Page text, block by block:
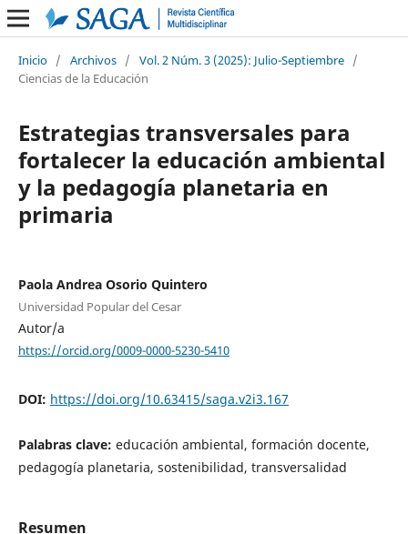
Inicio / Archivos / Vol. 2 Núm. 3 (2025): Julio-Septiembre /
Ciencias de la Educación
Estrategias transversales para
fortalecer la educación ambiental
y la pedagogía planetaria en
primaria
Paola Andrea Osorio Quintero
Universidad Popular del Cesar
Autor/a
https://orcid.org/0009-0000-5230-5410
DOI: https://doi.org/10.63415/saga.v2i3.167
Palabras clave: educación ambiental, formación docente,
pedagogía planetaria, sostenibilidad, transversalidad
Resumen